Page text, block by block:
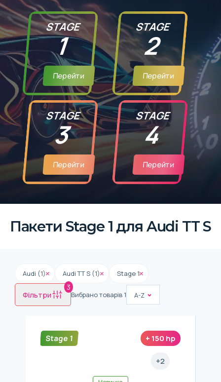
STAGE
1
Перейти
STAGE
2
Перейти
STAGE
3
Перейти
STAGE
4
Перейти
Пакети Stage 1 для Audi TT S
Audi (1) Audi TT S (1) Stage 1
Фільтри
3
Вибрано товарів 1 A-Z
Stage 1 + 150 hp
+2